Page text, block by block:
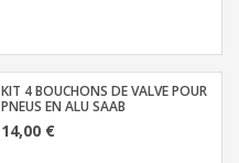
KIT 4 BOUCHONS DE VALVE POUR
PNEUS EN ALU SAAB
14,00 €